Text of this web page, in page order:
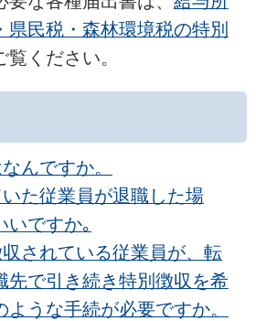
県民税・森林環境税の特別
ください。
んですか。
た従業員が退職した場
いですか｡
されている従業員が、転
先で引き続き特別徴収を希
うな手続が必要ですか。